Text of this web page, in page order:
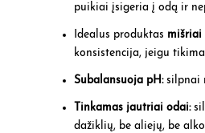
puikiai įsigeria į odą ir
Idealus produktas mišriai
konsistencija, jeigu
Subalansuoja pH: silpnai
Tinkamas jautriai odai:
dažiklių, be aliejų, be